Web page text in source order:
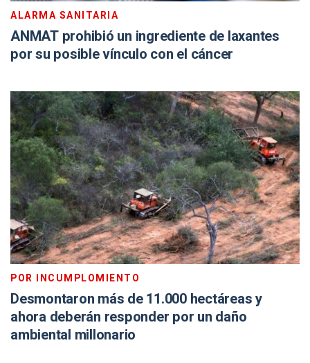
ALARMA SANITARIA
ANMAT prohibió un ingrediente de laxantes
por su posible vínculo con el cáncer
POR INCUMPLOMIENTO
Desmontaron más de 11.000 hectáreas y
ahora deberán responder por un daño
ambiental millonario